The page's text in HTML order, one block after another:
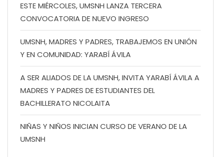
ESTE MIÉRCOLES, UMSNH LANZA TERCERA
CONVOCATORIA DE NUEVO INGRESO
UMSNH, MADRES Y PADRES, TRABAJEMOS EN UNIÓN
Y EN COMUNIDAD: YARABÍ ÁVILA
A SER ALIADOS DE LA UMSNH, INVITA YARABÍ ÁVILA A
MADRES Y PADRES DE ESTUDIANTES DEL
BACHILLERATO NICOLAITA
NIÑAS Y NIÑOS INICIAN CURSO DE VERANO DE LA
UMSNH